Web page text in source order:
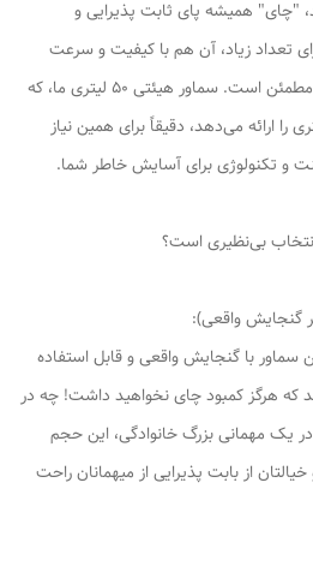
"چای" همیشه پای ثابت پذیرایی و
تعداد زیاد، آن هم با کیفیت و سرعت
مناسب، نیازمند ابزاری کارآمد و مطمئن است. سماور هیئتی 50 لیتری ما، که
گنجایش واقعی 39 لیتری را ارائه می‌دهد، دقیقاً برای همین نیاز
و تکنولوژی برای آسایش خاطر شما.
کلی 50 لیتر، این سماور با گنجایش واقعی و قابل استفاده
که هرگز کمبود چای نخواهید داشت! چه در
یک مهمانی بزرگ خانوادگی، این حجم
از بابت پذیرایی از میهمانان راحت